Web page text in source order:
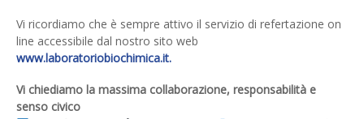
Vi ricordiamo che è sempre attivo il servizio di refertazione on
line accessibile dal nostro sito web
www.laboratoriobiochimica.it.
Vi chiediamo la massima collaborazione, responsabilità e
senso civico